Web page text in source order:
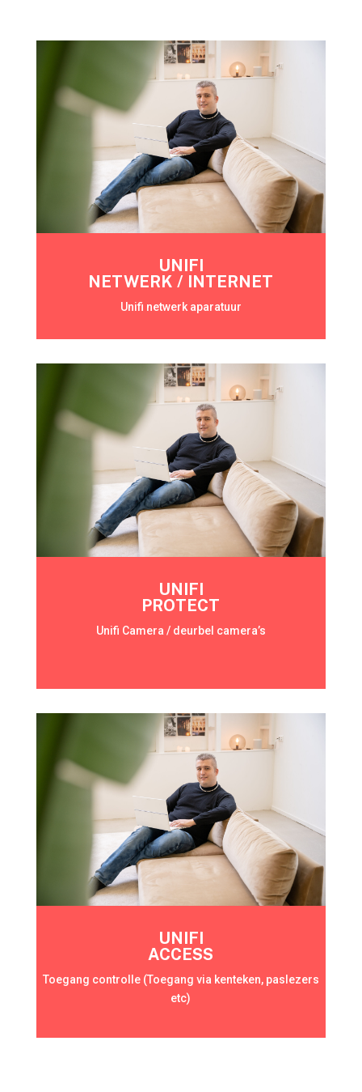
UNIFI
NETWERK / INTERNET
Unifi netwerk aparatuur
UNIFI
PROTECT
Unifi Camera / deurbel camera’s
UNIFI
ACCESS
Toegang controlle (Toegang via kenteken, paslezers
etc)